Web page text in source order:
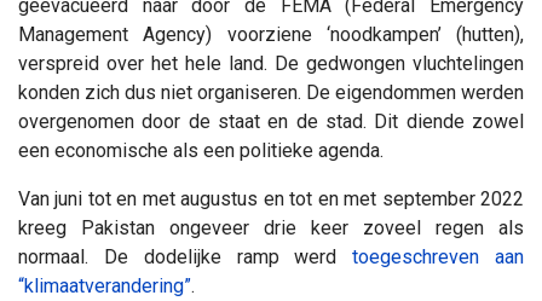
geëvacueerd naar door de FEMA (Federal Emergency
Management Agency) voorziene ‘noodkampen’ (hutten),
verspreid over het hele land. De gedwongen vluchtelingen
konden zich dus niet organiseren. De eigendommen werden
overgenomen door de staat en de stad. Dit diende zowel
een economische als een politieke agenda.
Van juni tot en met augustus en tot en met september 2022
kreeg Pakistan ongeveer drie keer zoveel regen als
normaal. De dodelijke ramp werdtoegeschreven aan
“klimaatverandering”.